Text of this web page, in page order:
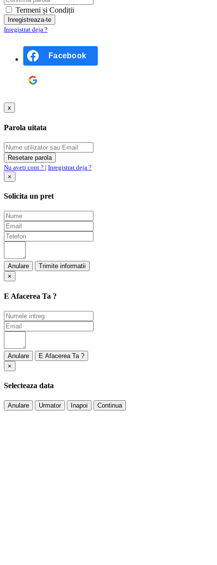
Termeni și Condiții
Inregistrat deja ?
Facebook
x
Parola uitata
Nu aveti cont ? | Inregistrat deja ?
×
Solicita un pret
Anulare
×
E Afacerea Ta ?
Anulare
×
Selecteaza data
Anulare